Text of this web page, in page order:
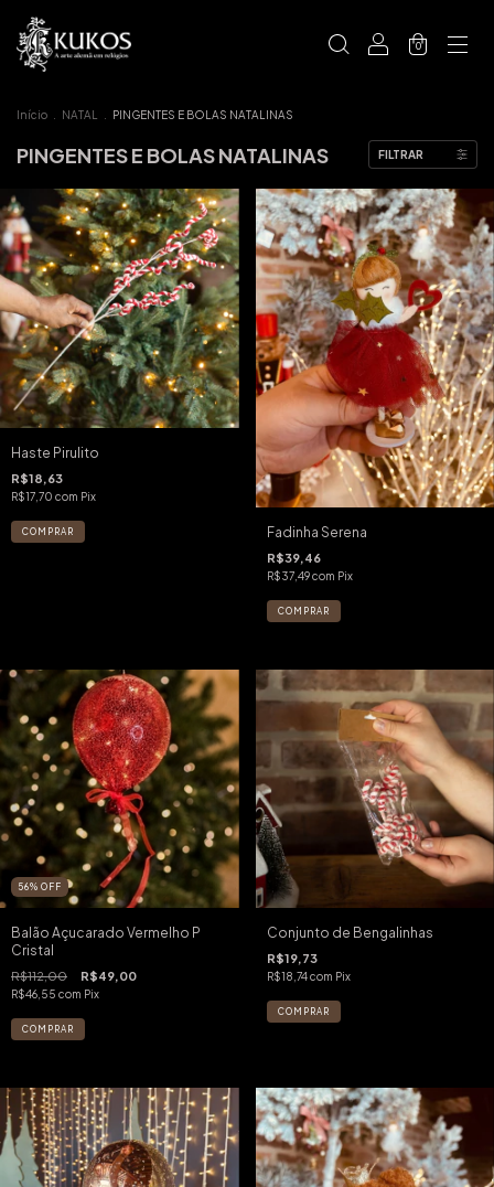
0
Início NATAL PINGENTES E BOLAS NATALINAS
PINGENTES E BOLAS NATALINAS FILTRAR
Haste Pirulito
R$18,63
R$17,70 com Pix
Fadinha Serena
R$39,46
R$37,49com Pix
56% OFF
Balão Açucarado Vermelho P
Cristal
R$112,00 R$49,00
R$46,55 com Pix
Conjunto de Bengalinhas
R$19,73
R$18,74com Pix